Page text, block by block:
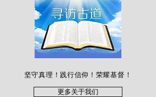
坚守真理！践行信仰！荣耀基督！
更多关于我们